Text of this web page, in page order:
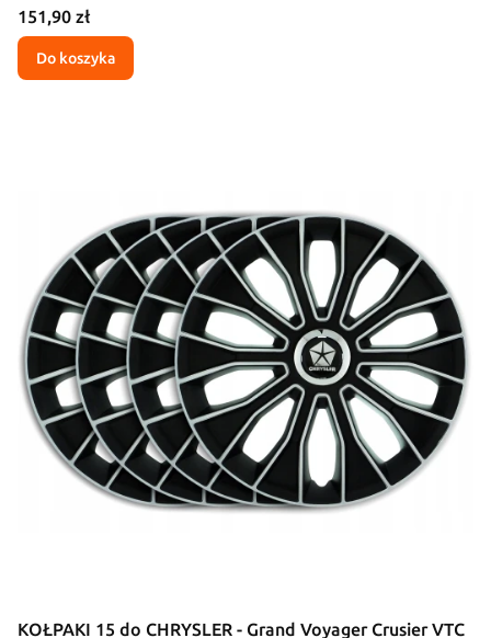
Cena
151,90 zł
Do koszyka
KOŁPAKI 15 do CHRYSLER - Grand Voyager Crusier VTC